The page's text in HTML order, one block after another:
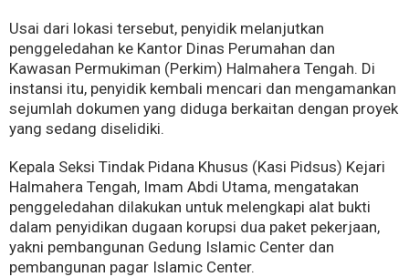
Usai dari lokasi tersebut, penyidik melanjutkan
penggeledahan ke Kantor Dinas Perumahan dan
Kawasan Permukiman (Perkim) Halmahera Tengah. Di
instansi itu, penyidik kembali mencari dan mengamankan
sejumlah dokumen yang diduga berkaitan dengan proyek
yang sedang diselidiki.
Kepala Seksi Tindak Pidana Khusus (Kasi Pidsus) Kejari
Halmahera Tengah, Imam Abdi Utama, mengatakan
penggeledahan dilakukan untuk melengkapi alat bukti
dalam penyidikan dugaan korupsi dua paket pekerjaan,
yakni pembangunan Gedung Islamic Center dan
pembangunan pagar Islamic Center.